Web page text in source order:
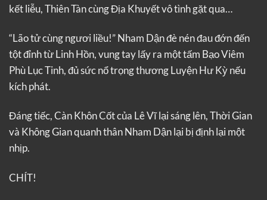
kết liễu, Thiên Tàn cùng Địa Khuyết vô tình gặt qua…
“Lão tử cùng ngươi liều!” Nham Dận đè nén đau đớn đến
tột đỉnh từ Linh Hồn, vung tay lấy ra một tấm Bạo Viêm
Phù Lục Tinh, đủ sức nổ trọng thương Luyện Hư Kỳ nếu
kích phát.
Đáng tiếc, Càn Khôn Cốt của Lê Vĩ lại sáng lên, Thời Gian
và Không Gian quanh thân Nham Dận lại bị định lại một
nhịp.
CHÍT!